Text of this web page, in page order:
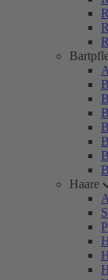
Haare